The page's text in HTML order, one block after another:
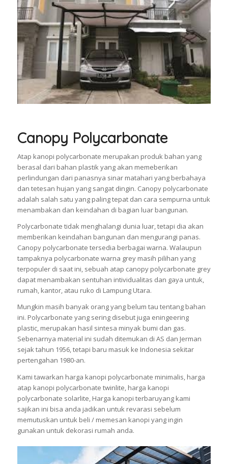
Canopy Polycarbonate
Atap kanopi polycarbonate merupakan produk bahan yang
berasal dari bahan plastik yang akan memeberikan
perlindungan dari panasnya sinar matahari yang berbahaya
dan tetesan hujan yang sangat dingin. Canopy polycarbonate
adalah salah satu yang paling tepat dan cara sempurna untuk
menambakan dan keindahan di bagian luar bangunan.
Polycarbonate tidak menghalangi dunia luar, tetapi dia akan
memberikan keindahan bangunan dan mengurangi panas.
Canopy polycarbonate tersedia berbagai warna. Walaupun
tampaknya polycarbonate warna grey masih pilihan yang
terpopuler di saat ini, sebuah atap canopy polycarbonate grey
dapat menambakan sentuhan intividualitas dan gaya untuk,
rumah, kantor, atau ruko di Lampung Utara.
Mungkin masih banyak orang yang belum tau tentang bahan
ini. Polycarbonate yang sering disebut juga eningeering
plastic, merupakan hasil sintesa minyak bumi dan gas.
Sebenarnya material ini sudah ditemukan di AS dan Jerman
sejak tahun 1956, tetapi baru masuk ke Indonesia sekitar
pertengahan 1980-an.
Kami tawarkan harga kanopi polycarbonate minimalis, harga
atap kanopi polycarbonate twinlite, harga kanopi
polycarbonate solarlite, Harga kanopi terbaruyang kami
sajikan ini bisa anda jadikan untuk revarasi sebelum
memutuskan untuk beli / memesan kanopi yang ingin
gunakan untuk dekorasi rumah anda.